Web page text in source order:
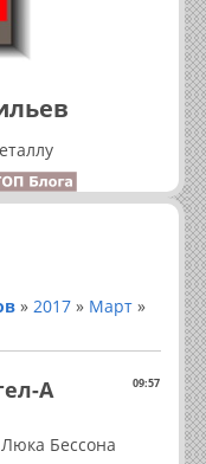
» 2017 » Март »
09:57
А
Люка Бессона